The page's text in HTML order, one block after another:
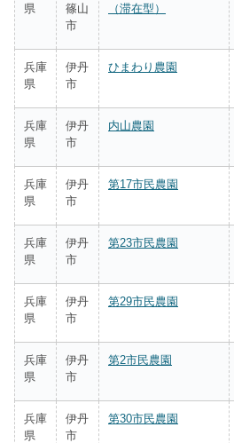
県
篠山
市
（滞在型）
兵庫
県
伊丹
市
ひまわり農園
兵庫
県
伊丹
市
内山農園
兵庫
県
伊丹
市
第17市民農園
兵庫
県
伊丹
市
第23市民農園
兵庫
県
伊丹
市
第29市民農園
兵庫
県
伊丹
市
第2市民農園
兵庫
県
伊丹
市
第30市民農園